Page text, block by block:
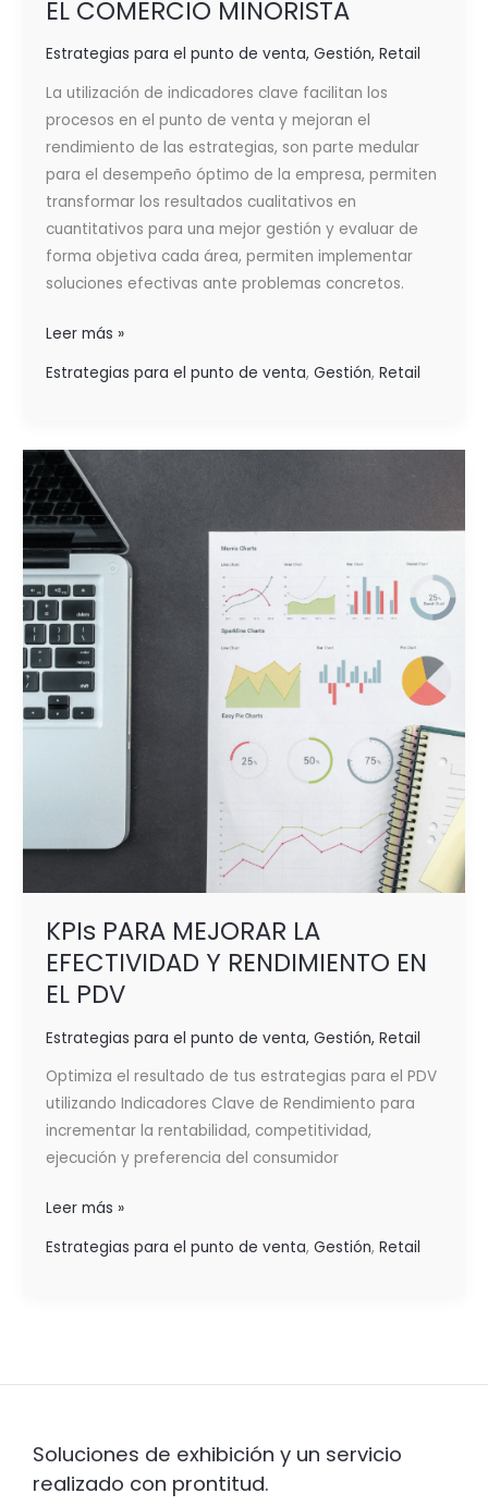
EL COMERCIO MINORISTA
Estrategias para el punto de venta, Gestión, Retail
La utilización de indicadores clave facilitan los
procesos en el punto de venta y mejoran el
rendimiento de las estrategias, son parte medular
para el desempeño óptimo de la empresa, permiten
transformar los resultados cualitativos en
cuantitativos para una mejor gestión y evaluar de
forma objetiva cada área, permiten implementar
soluciones efectivas ante problemas concretos.
Leer más »
Estrategias para el punto de venta, Gestión, Retail
KPIs PARA MEJORAR LA
EFECTIVIDAD Y RENDIMIENTO EN
EL PDV
Estrategias para el punto de venta, Gestión, Retail
Optimiza el resultado de tus estrategias para el PDV
utilizando Indicadores Clave de Rendimiento para
incrementar la rentabilidad, competitividad,
ejecución y preferencia del consumidor
KPIs
PARA
MEJORAR
LA
EFECTIVIDAD
Y
RENDIMIENTO
EN
EL PDV
Leer más »
Estrategias para el punto de venta, Gestión, Retail
Soluciones de exhibición y un servicio
realizado con prontitud.